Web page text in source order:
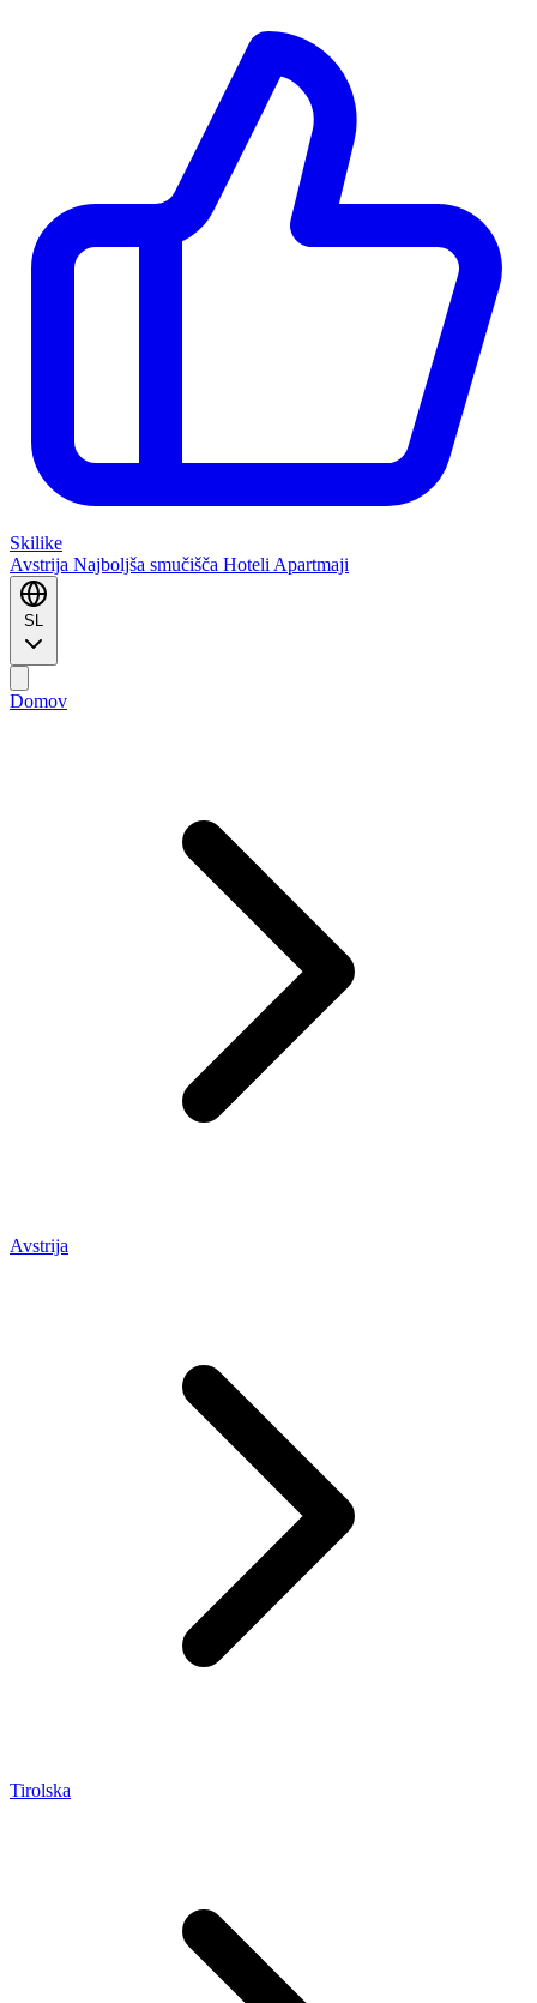
Skilike
Avstrija Najboljša smučišča Hoteli Apartmaji
SL
Domov
Avstrija
Tirolska